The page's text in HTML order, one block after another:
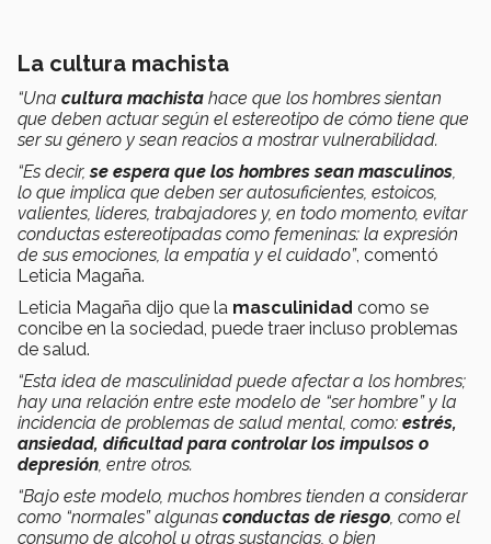
La cultura machista
“Una cultura machista hace que los hombres sientan
que deben actuar según el estereotipo de cómo tiene que
ser su género y sean reacios a mostrar vulnerabilidad.
“Es decir,se espera que los hombres sean masculinos,
lo que implica que deben ser autosuficientes, estoicos,
valientes, líderes, trabajadores y, en todo momento, evitar
conductas estereotipadas como femeninas: la expresión
de sus emociones, la empatía y el cuidado”, comentó
Leticia Magaña.
Leticia Magaña dijo que la masculinidad como se
concibe en la sociedad, puede traer incluso problemas
de salud.
“Esta idea de masculinidad puede afectar a los hombres;
hay una relación entre este modelo de “ser hombre” y la
incidencia de problemas de salud mental, como: estrés,
ansiedad, dificultad para controlar los impulsos o
depresión, entre otros.
“Bajo este modelo, muchos hombres tienden a considerar
como “normales” algunas conductas de riesgo, como el
consumo de alcohol u otras sustancias, o bien